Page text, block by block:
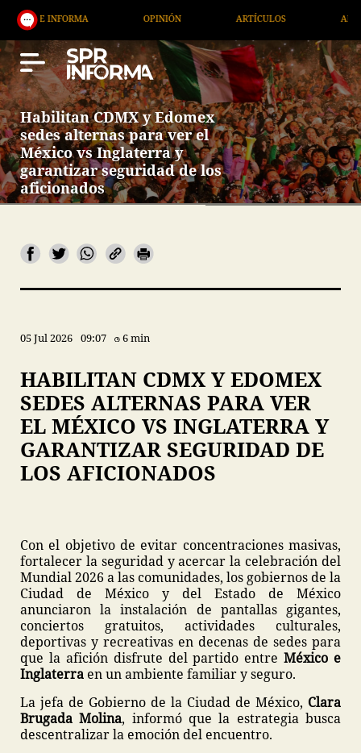
OPINIÓN ARTÍCULOS ARTE /
Habilitan CDMX y Edomex
sedes alternas para ver el
México vs Inglaterra y
garantizar seguridad de los
aficionados
05 Jul 2026 09:07 6 min
HABILITAN CDMX Y EDOMEX
SEDES ALTERNAS PARA VER
EL MÉXICO VS INGLATERRA Y
GARANTIZAR SEGURIDAD DE
LOS AFICIONADOS
Con el objetivo de evitar concentraciones masivas,
fortalecer la seguridad y acercar la celebración del
Mundial 2026 a las comunidades, los gobiernos de la
Ciudad de México y del Estado de México
anunciaron la instalación de pantallas gigantes,
conciertos gratuitos, actividades culturales,
deportivas y recreativas en decenas de sedes para
que la afición disfrute del partido entreMéxico e
Inglaterra en un ambiente familiar y seguro.
La jefa de Gobierno de la Ciudad de México, Clara
Brugada Molina, informó que la estrategia busca
descentralizar la emoción del encuentro.